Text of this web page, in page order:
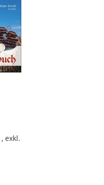
,exkl.